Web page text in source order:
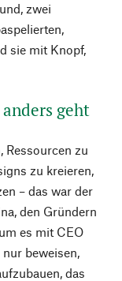
zwei
sie mit Knopf,
geht
Ressourcen zu
zu kreieren,
– das war der
den Gründern
es mit CEO
beweisen,
das